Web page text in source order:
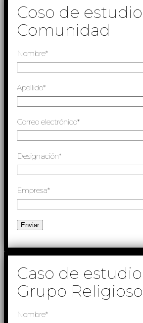
Coso de
Comunidad
Nombre*
Apellido*
Correo electrónico*
Designación*
Empresa*
Caso de
Grupo Religioso
Nombre*